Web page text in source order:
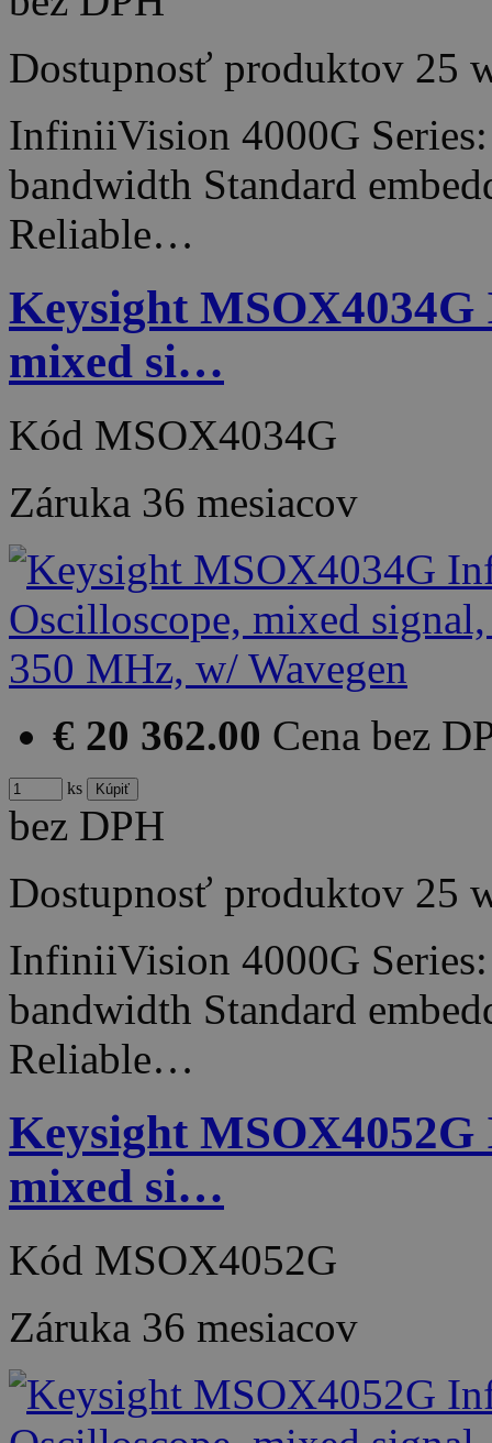
Dostupnosť produktov 25
InfiniiVision 4000G
bandwidth Standard
Reliable…
Keysight
mixed si…
Kód MSOX4034G
Záruka 36 mesiacov
€ 20 362.00 Cena bez
ks
bez DPH
Dostupnosť produktov 25
InfiniiVision 4000G
bandwidth Standard
Reliable…
Keysight
mixed si…
Kód MSOX4052G
Záruka 36 mesiacov